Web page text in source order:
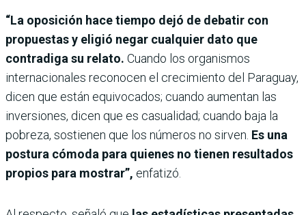
“La oposición hace tiempo dejó de debatir con
propuestas y eligió negar cualquier dato que
contradiga su relato. Cuando los organismos
internacionales reconocen el crecimiento del Paraguay,
dicen que están equivocados; cuando aumentan las
inversiones, dicen que es casualidad; cuando baja la
pobreza, sostienen que los números no sirven. Es una
postura cómoda para quienes no tienen resultados
propios para mostrar”, enfatizó.